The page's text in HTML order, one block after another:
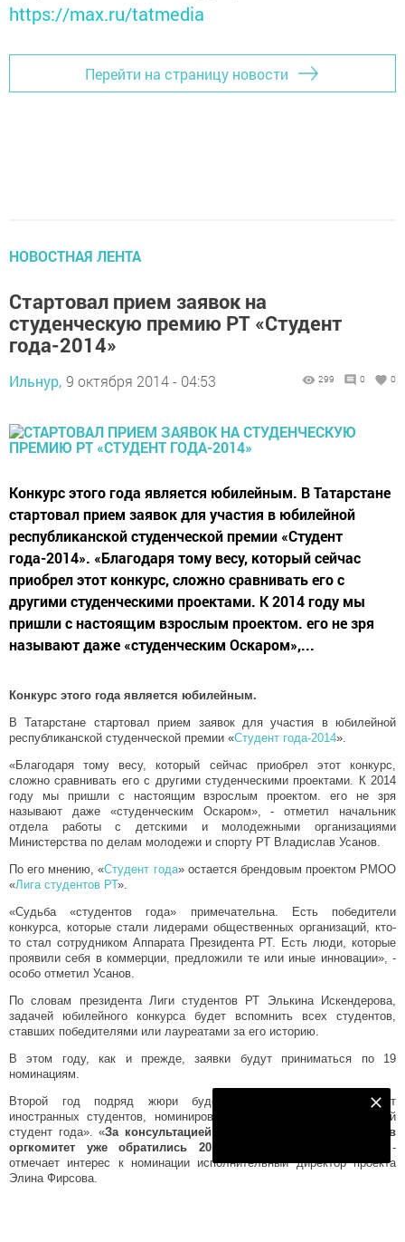
https://max.ru/tatmedia
Перейти на страницу новости
НОВОСТНАЯ ЛЕНТА
Стартовал прием заявок на
студенческую премию РТ «Студент
года-2014»
Ильнур, 9 октября 2014 - 04:53 299 0 0
Конкурс этого года является юбилейным. В Татарстане
стартовал прием заявок для участия в юбилейной
республиканской студенческой премии «Студент
года-2014». «Благодаря тому весу, который сейчас
приобрел этот конкурс, сложно сравнивать его с
другими студенческими проектами. К 2014 году мы
пришли с настоящим взрослым проектом. его не зря
называют даже «студенческим Оскаром»,...
Конкурс этого года является юбилейным.
В Татарстане стартовал прием заявок для участия в юбилейной
республиканской студенческой премии «Студент года-2014».
«Благодаря тому весу, который сейчас приобрел этот конкурс,
сложно сравнивать его с другими студенческими проектами. К 2014
году мы пришли с настоящим взрослым проектом. его не зря
называют даже «студенческим Оскаром», - отметил начальник
отдела работы с детскими и молодежными организациями
Министерства по делам молодежи и спорту РТ Владислав Усанов.
По его мнению, «Студент года» остается брендовым проектом РМОО
«Лига студентов РТ».
«Судьба «студентов года» примечательна. Есть победители
конкурса, которые стали лидерами общественных организаций, кто-
то стал сотрудником Аппарата Президента РТ. Есть люди, которые
проявили себя в коммерции, предложили те или иные инновации», -
особо отметил Усанов.
По словам президента Лиги студентов РТ Элькина Искендерова,
задачей юбилейного конкурса будет вспомнить всех студентов,
ставших победителями или лауреатами за его историю.
В этом году, как и прежде, заявки будут приниматься по 19
номинациям.
Второй год подряд жюри будет рассматривать заявки от
иностранных студентов, номинированных на звание «иностранный
студент года». «За консультацией в оформлении документов в
оргкомитет уже обратились 20 иностранных студентов
», -
отмечает интерес к номинации исполнительный директор проекта
Элина Фирсова.